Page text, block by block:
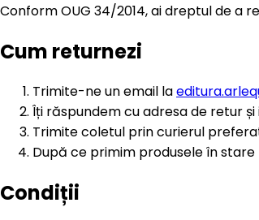
Conform OUG 34/2014, ai dreptul de a
Cum returnezi
Trimite-ne un email la
Îți răspundem cu adresa de retur și
Trimite coletul prin curierul
După ce primim produsele în
Condiții